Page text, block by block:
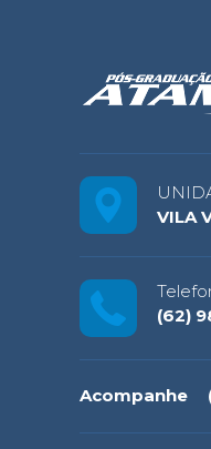
VILA
(62)
Acompanhe